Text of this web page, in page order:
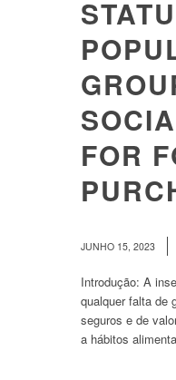
FOR
JUNHO 15, 2023
Introdução: A
qualquer falta de
seguros e de
a hábitos